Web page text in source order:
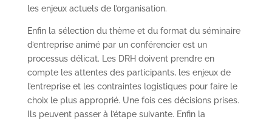
les enjeux actuels de l’organisation.
Enfin la sélection du thème et du format du séminaire
d’entreprise animé par un conférencier est un
processus délicat. Les DRH doivent prendre en
compte les attentes des participants, les enjeux de
l’entreprise et les contraintes logistiques pour faire le
choix le plus approprié. Une fois ces décisions prises.
Ils peuvent passer à l’étape suivante. Enfin la